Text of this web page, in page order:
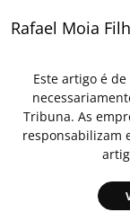
Rafael Moia
Este artigo é
Tribuna. As
responsabilizam